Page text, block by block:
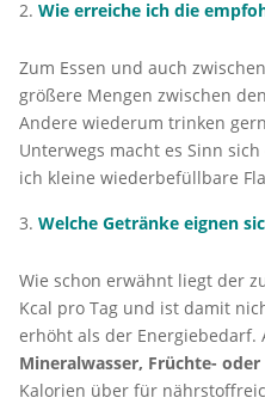
Wie erreiche ich die
Zum Essen und auch
größere Mengen zwischen
Andere wiederum trinken
Unterwegs macht es Sinn
ich kleine wiederbefüllbare
Welche Getränke eignen
Wie schon erwähnt liegt der
Kcal pro Tag und ist damit
erhöht als der Energiebedarf.
Mineralwasser, Früchte-
Kalorien über für